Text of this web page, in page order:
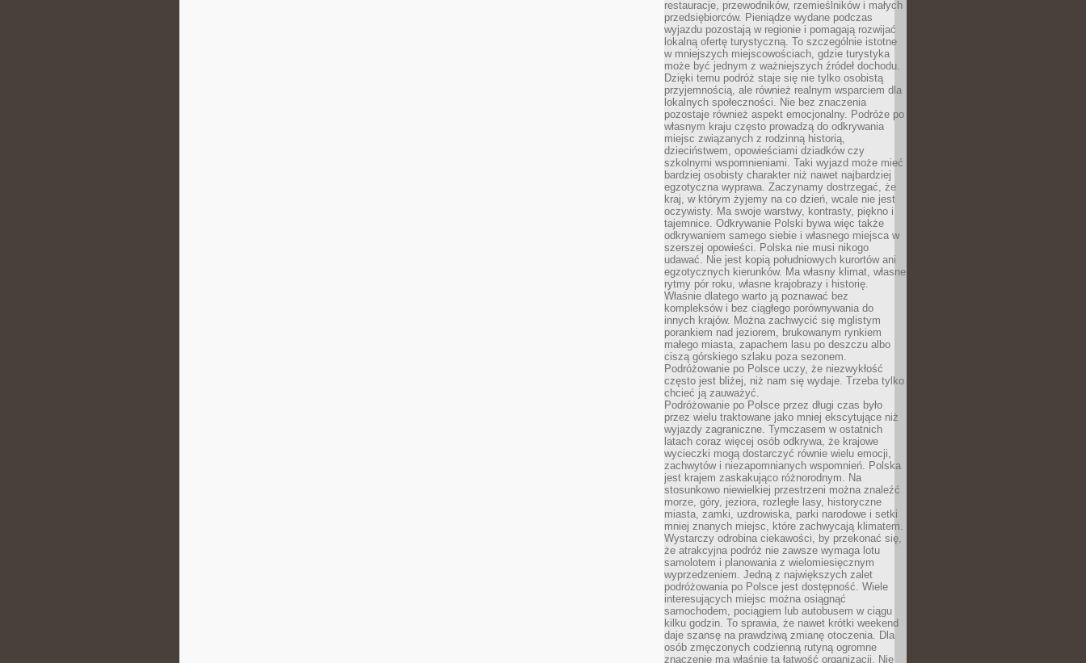
restauracje, przewodników, rzemieślników i małych
przedsiębiorców. Pieniądze wydane podczas
wyjazdu pozostają w regionie i pomagają rozwijać
lokalną ofertę turystyczną. To szczególnie istotne
w mniejszych miejscowościach, gdzie turystyka
może być jednym z ważniejszych źródeł dochodu.
Dzięki temu podróż staje się nie tylko osobistą
przyjemnością, ale również realnym wsparciem dla
lokalnych społeczności. Nie bez znaczenia
pozostaje również aspekt emocjonalny. Podróże po
własnym kraju często prowadzą do odkrywania
miejsc związanych z rodzinną historią,
dzieciństwem, opowieściami dziadków czy
szkolnymi wspomnieniami. Taki wyjazd może mieć
bardziej osobisty charakter niż nawet najbardziej
egzotyczna wyprawa. Zaczynamy dostrzegać, że
kraj, w którym żyjemy na co dzień, wcale nie jest
oczywisty. Ma swoje warstwy, kontrasty, piękno i
tajemnice. Odkrywanie Polski bywa więc także
odkrywaniem samego siebie i własnego miejsca w
szerszej opowieści. Polska nie musi nikogo
udawać. Nie jest kopią południowych kurortów ani
egzotycznych kierunków. Ma własny klimat, własne
rytmy pór roku, własne krajobrazy i historię.
Właśnie dlatego warto ją poznawać bez
kompleksów i bez ciągłego porównywania do
innych krajów. Można zachwycić się mglistym
porankiem nad jeziorem, brukowanym rynkiem
małego miasta, zapachem lasu po deszczu albo
ciszą górskiego szlaku poza sezonem.
Podróżowanie po Polsce uczy, że niezwykłość
często jest bliżej, niż nam się wydaje. Trzeba tylko
chcieć ją zauważyć.
Podróżowanie po Polsce przez długi czas było
przez wielu traktowane jako mniej ekscytujące niż
wyjazdy zagraniczne. Tymczasem w ostatnich
latach coraz więcej osób odkrywa, że krajowe
wycieczki mogą dostarczyć równie wielu emocji,
zachwytów i niezapomnianych wspomnień. Polska
jest krajem zaskakująco różnorodnym. Na
stosunkowo niewielkiej przestrzeni można znaleźć
morze, góry, jeziora, rozległe lasy, historyczne
miasta, zamki, uzdrowiska, parki narodowe i setki
mniej znanych miejsc, które zachwycają klimatem.
Wystarczy odrobina ciekawości, by przekonać się,
że atrakcyjna podróż nie zawsze wymaga lotu
samolotem i planowania z wielomiesięcznym
wyprzedzeniem. Jedną z największych zalet
podróżowania po Polsce jest dostępność. Wiele
interesujących miejsc można osiągnąć
samochodem, pociągiem lub autobusem w ciągu
kilku godzin. To sprawia, że nawet krótki weekend
daje szansę na prawdziwą zmianę otoczenia. Dla
osób zmęczonych codzienną rutyną ogromne
znaczenie ma właśnie ta łatwość organizacji. Nie